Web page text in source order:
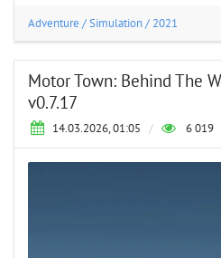
Adventure /Simulation/ 2021
Motor Town: Behind The
v0.7.17
14.03.2026, 01:05 / 6 019